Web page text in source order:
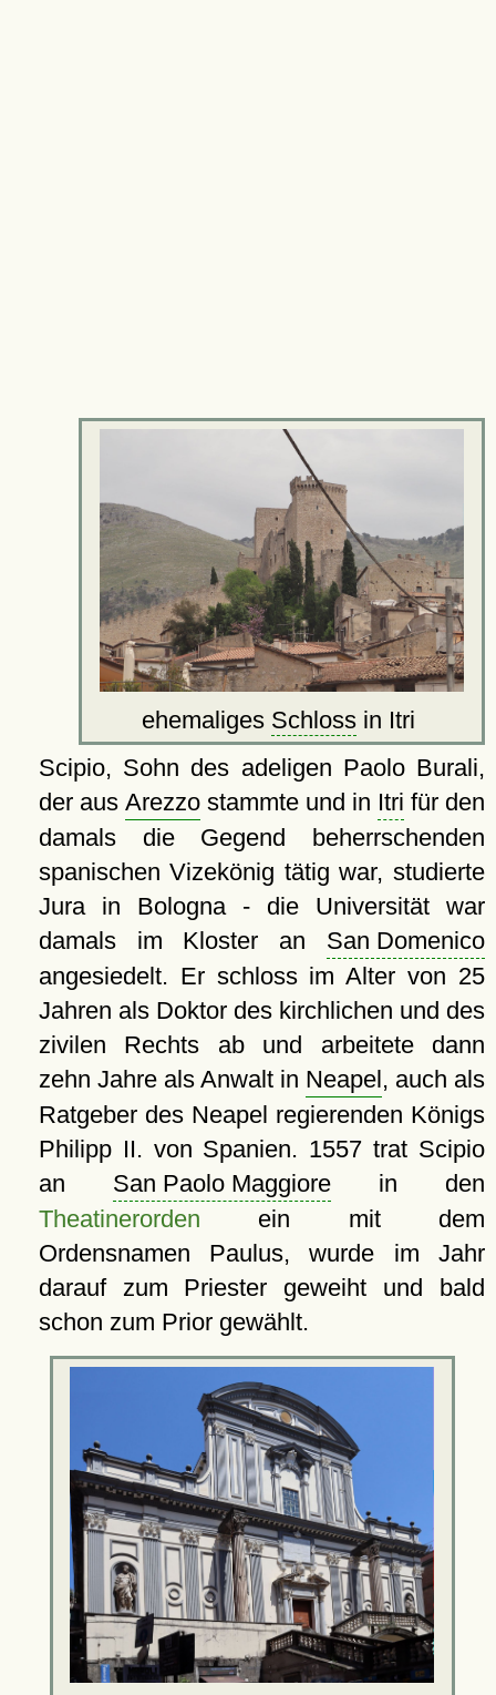
ehemaliges Schloss in Itri
Scipio, Sohn des adeligen Paolo Burali,
der aus Arezzostammte und in Itri für den
damals die Gegend beherrschenden
spanischen Vizekönig tätig war, studierte
Jura in Bologna - die Universität war
damals im Kloster an San Domenico
angesiedelt. Er schloss im Alter von 25
Jahren als Doktor des kirchlichen und des
zivilen Rechts ab und arbeitete dann
zehn Jahre als Anwalt in Neapel , auch als
Ratgeber des Neapel regierenden Königs
Philipp II. von Spanien. 1557 trat Scipio
an San Paolo Maggiorein den
Theatinerorden ein mit dem
Ordensnamen Paulus, wurde im Jahr
darauf zum Priester geweiht und bald
schon zum Prior gewählt.